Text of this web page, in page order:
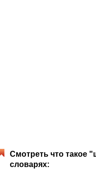
Смотреть что такое
словарях: